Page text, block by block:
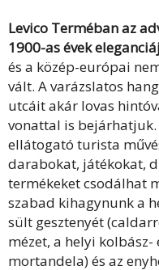
Levico Terméban az
1900-as évek
és a közép-európai
vált. A varázslatos
utcáit akár lovas
vonattal is
ellátogató turista
darabokat, játékokat,
termékeket csodálhat
szabad kihagynunk a
sült gesztenyét
mézet, a helyi
mortandela) és az